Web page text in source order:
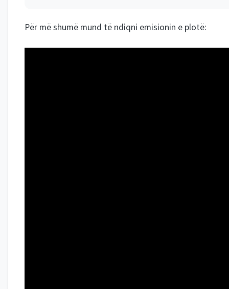
Për më shumë mund të ndiqni emisionin e plotë: